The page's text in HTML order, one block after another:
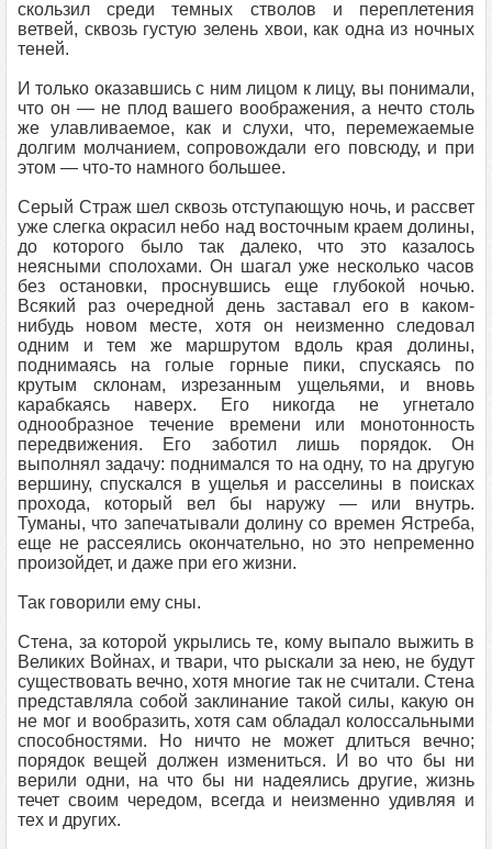
скользил среди темных стволов и переплетения
ветвей, сквозь густую зелень хвои, как одна из ночных
теней.
И только оказавшись с ним лицом к лицу, вы понимали,
что он — не плод вашего воображения, а нечто столь
же улавливаемое, как и слухи, что, перемежаемые
долгим молчанием, сопровождали его повсюду, и при
этом — что-то намного большее.
Серый Страж шел сквозь отступающую ночь, и рассвет
уже слегка окрасил небо над восточным краем долины,
до которого было так далеко, что это казалось
неясными сполохами. Он шагал уже несколько часов
без остановки, проснувшись еще глубокой ночью.
Всякий раз очередной день заставал его в каком-
нибудь новом месте, хотя он неизменно следовал
одним и тем же маршрутом вдоль края долины,
поднимаясь на голые горные пики, спускаясь по
крутым склонам, изрезанным ущельями, и вновь
карабкаясь наверх. Его никогда не угнетало
однообразное течение времени или монотонность
передвижения. Его заботил лишь порядок. Он
выполнял задачу: поднимался то на одну, то на другую
вершину, спускался в ущелья и расселины в поисках
прохода, который вел бы наружу — или внутрь.
Туманы, что запечатывали долину со времен Ястреба,
еще не рассеялись окончательно, но это непременно
произойдет, и даже при его жизни.
Так говорили ему сны.
Стена, за которой укрылись те, кому выпало выжить в
Великих Войнах, и твари, что рыскали за нею, не будут
существовать вечно, хотя многие так не считали. Стена
представляла собой заклинание такой силы, какую он
не мог и вообразить, хотя сам обладал колоссальными
способностями. Но ничто не может длиться вечно;
порядок вещей должен измениться. И во что бы ни
верили одни, на что бы ни надеялись другие, жизнь
течет своим чередом, всегда и неизменно удивляя и
тех и других.